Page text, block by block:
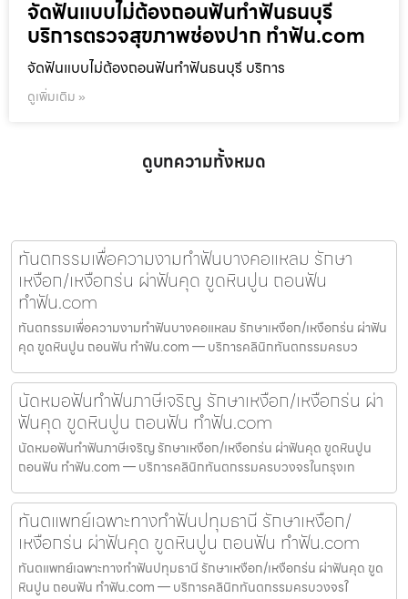
จัดฟันแบบไม่ต้องถอนฟันทำฟันธนบุรี
บริการตรวจสุขภาพช่องปาก ทำฟัน.com
จัดฟันแบบไม่ต้องถอนฟันทำฟันธนบุรี บริการ
ดูเพิ่มเติม »
ดูบทความทั้งหมด
ทันตกรรมเพื่อความงามทำฟันบางคอแหลม รักษา
เหงือก/เหงือกร่น ผ่าฟันคุด ขูดหินปูน ถอนฟัน
ทำฟัน.com
ทันตกรรมเพื่อความงามทำฟันบางคอแหลม รักษาเหงือก/เหงือกร่น ผ่าฟัน
คุด ขูดหินปูน ถอนฟัน ทำฟัน.com — บริการคลินิกทันตกรรมครบว
นัดหมอฟันทำฟันภาษีเจริญ รักษาเหงือก/เหงือกร่น ผ่า
ฟันคุด ขูดหินปูน ถอนฟัน ทำฟัน.com
นัดหมอฟันทำฟันภาษีเจริญ รักษาเหงือก/เหงือกร่น ผ่าฟันคุด ขูดหินปูน
ถอนฟัน ทำฟัน.com — บริการคลินิกทันตกรรมครบวงจรในกรุงเท
ทันตแพทย์เฉพาะทางทำฟันปทุมธานี รักษาเหงือก/
เหงือกร่น ผ่าฟันคุด ขูดหินปูน ถอนฟัน ทำฟัน.com
ทันตแพทย์เฉพาะทางทำฟันปทุมธานี รักษาเหงือก/เหงือกร่น ผ่าฟันคุด ขูด
หินปูน ถอนฟัน ทำฟัน.com — บริการคลินิกทันตกรรมครบวงจรใ